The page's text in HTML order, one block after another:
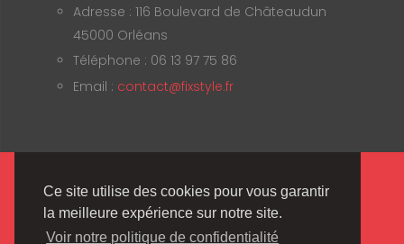
Ce site utilise des cookies pour vous garantir
la meilleure expérience sur notre site.
Voir notre politique de confidentialité
Adresse : 116 Boulevard de Châteaudun
45000 Orléans
Téléphone : 06 13 97 75 86
Email : contact@fixstyle.fr
Fix'Style © 2020 | Tous droits réservés |
Mentions Légales .